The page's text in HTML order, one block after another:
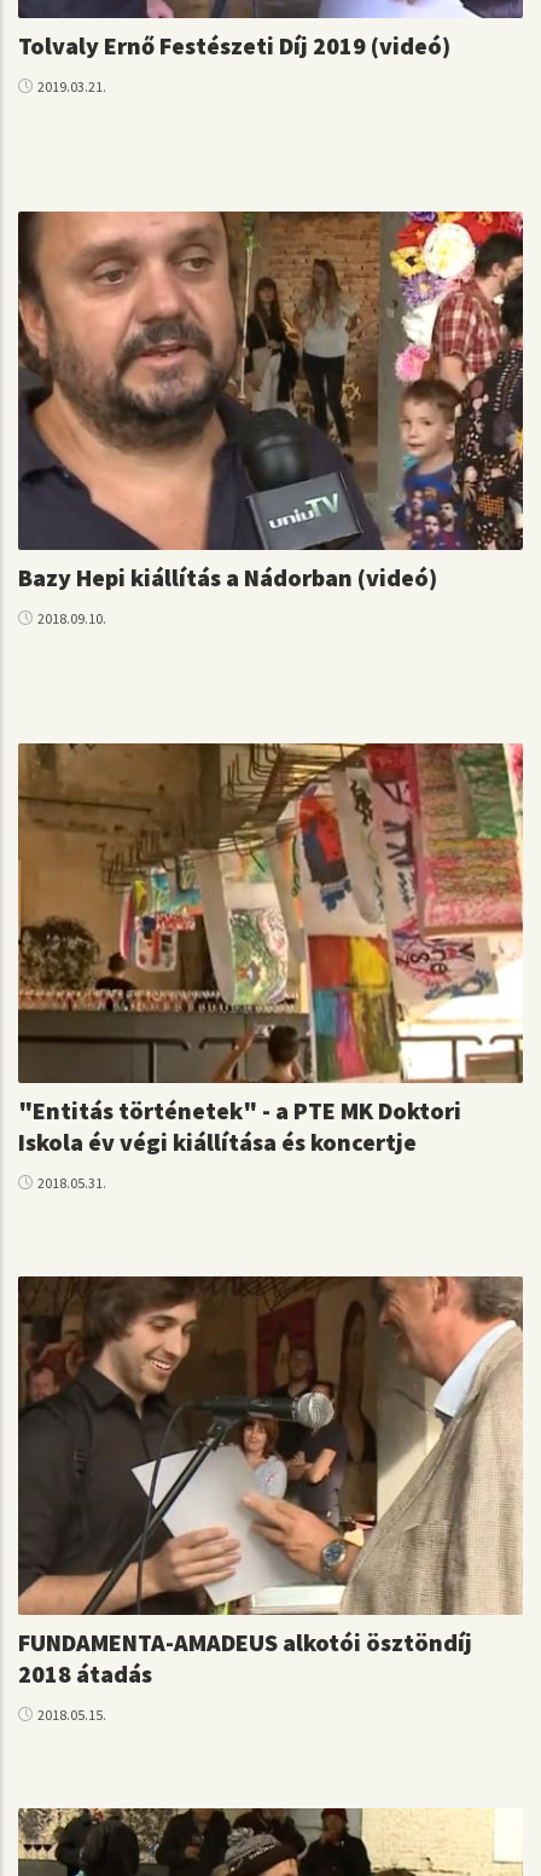
Tolvaly Ernő Festészeti Díj 2019 (videó)
2019.03.21.
Bazy Hepi kiállítás a Nádorban (videó)
2018.09.10.
"Entitás történetek" - a PTE MK Doktori
Iskola év végi kiállítása és koncertje
2018.05.31.
FUNDAMENTA-AMADEUS alkotói ösztöndíj
2018 átadás
2018.05.15.